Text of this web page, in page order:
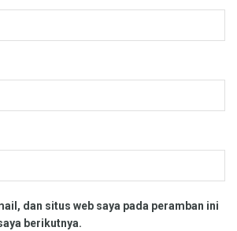
dan situs web saya pada peramban ini
berikutnya.